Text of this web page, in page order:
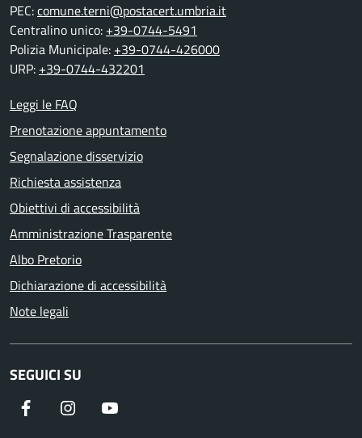
PEC:comune.terni@postacert.umbria.it
Centralino unico: +39-0744-5491
Polizia Municipale: +39-0744-426000
URP: +39-0744-432201
Leggi le FAQ
Prenotazione appuntamento
Segnalazione disservizio
Richiesta assistenza
Obiettivi di accessibilità
Amministrazione Trasparente
Albo Pretorio
Dichiarazione di accessibilità
Note legali
SEGUICI SU